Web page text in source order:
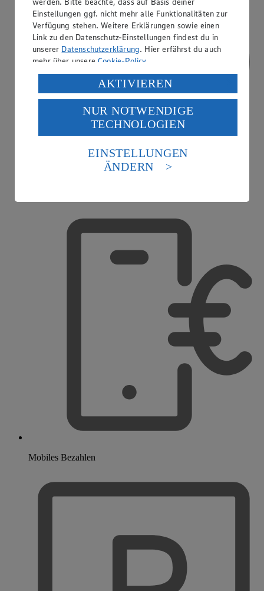
Mobiles Bezahlen
Einstellungen ggf. nicht mehr alle Funktionalitäten zur
Verfügung stehen. Weitere Erklärungen sowie einen
Link zu den Datenschutz-Einstellungen findest du in
unserer Datenschutzerklärung. Hier erfährst du auch
mehr über unsereCookie-Policy.
Verarbeitung deiner personenbezogenen Daten in den
USA durch Facebook und YouTube:
Wenn du auf „Aktivieren“ klickst, willigst du im Sinne
des Art. 49 Abs. 1 Satz 1 lit. a) DSGVO ein, dass deine
Daten in den USA verarbeitet werden. Der EuGH sieht
die USA als Land mit einem nach europäischen
Standards nicht angemessenen Datenschutzniveau an.
Es besteht das Risiko eines Zugriffs durch US-
Informationen zum Herausgeber der Seite findest du
AKTIVIEREN
NUR NOTWENDIGE
TECHNOLOGIEN
EINSTELLUNGEN
ÄNDERN